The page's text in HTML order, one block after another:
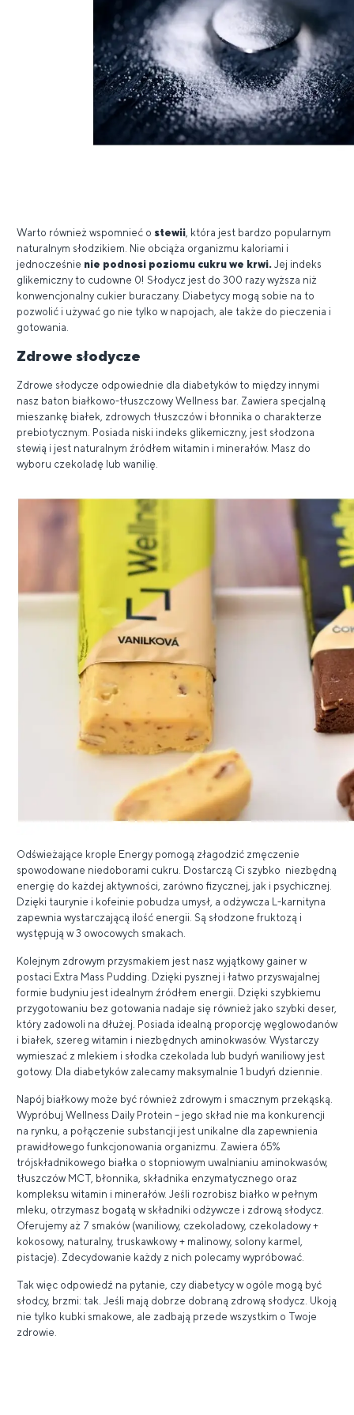
Warto również wspomnieć o stewii , która jest bardzo popularnym
naturalnym słodzikiem. Nie obciąża organizmu kaloriami i
jednocześnie nie podnosi poziomu cukru we krwi. Jej indeks
glikemiczny to cudowne 0! Słodycz jest do 300 razy wyższa niż
konwencjonalny cukier buraczany. Diabetycy mogą sobie na to
pozwolić i używać go nie tylko w napojach, ale także do pieczenia i
gotowania.
Zdrowe słodycze
Zdrowe słodycze odpowiednie dla diabetyków to między innymi
nasz baton białkowo-tłuszczowy Wellness bar. Zawiera specjalną
mieszankę białek, zdrowych tłuszczów i błonnika o charakterze
prebiotycznym. Posiada niski indeks glikemiczny, jest słodzona
stewią i jest naturalnym źródłem witamin i minerałów. Masz do
wyboru czekoladę lub wanilię.
Odświeżające krople Energy pomogą złagodzić zmęczenie
spowodowane niedoborami cukru. Dostarczą Ci szybko niezbędną
energię do każdej aktywności, zarówno fizycznej, jak i psychicznej.
Dzięki taurynie i kofeinie pobudza umysł, a odżywcza L-karnityna
zapewnia wystarczającą ilość energii. Są słodzone fruktozą i
występują w 3 owocowych smakach.
Kolejnym zdrowym przysmakiem jest nasz wyjątkowy gainer w
postaci Extra Mass Pudding. Dzięki pysznej i łatwo przyswajalnej
formie budyniu jest idealnym źródłem energii. Dzięki szybkiemu
przygotowaniu bez gotowania nadaje się również jako szybki deser,
który zadowoli na dłużej. Posiada idealną proporcję węglowodanów
i białek, szereg witamin i niezbędnych aminokwasów. Wystarczy
wymieszać z mlekiem i słodka czekolada lub budyń waniliowy jest
gotowy. Dla diabetyków zalecamy maksymalnie 1 budyń dziennie.
Napój białkowy może być również zdrowym i smacznym przekąską.
Wypróbuj Wellness Daily Protein – jego skład nie ma konkurencji
na rynku, a połączenie substancji jest unikalne dla zapewnienia
prawidłowego funkcjonowania organizmu. Zawiera 65%
trójskładnikowego białka o stopniowym uwalnianiu aminokwasów,
tłuszczów MCT, błonnika, składnika enzymatycznego oraz
kompleksu witamin i minerałów. Jeśli rozrobisz białko w pełnym
mleku, otrzymasz bogatą w składniki odżywcze i zdrową słodycz.
Oferujemy aż 7 smaków (waniliowy, czekoladowy, czekoladowy +
kokosowy, naturalny, truskawkowy + malinowy, solony karmel,
pistacje). Zdecydowanie każdy z nich polecamy wypróbować.
Tak więc odpowiedź na pytanie, czy diabetycy w ogóle mogą być
słodcy, brzmi: tak. Jeśli mają dobrze dobraną zdrową słodycz. Ukoją
nie tylko kubki smakowe, ale zadbają przede wszystkim o Twoje
zdrowie.